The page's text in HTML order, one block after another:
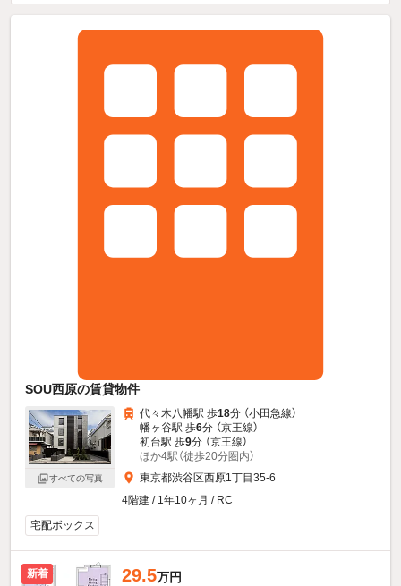
SOU西原の賃貸物件
すべての写真
代々木八幡駅 歩18分 （小田急線）
幡ヶ谷駅 歩6分 （京王線）
初台駅 歩9分 （京王線）
ほか4駅（徒歩20分圏内）
東京都渋谷区西原1丁目35-6
4階建 / 1年10ヶ月 / RC
宅配ボックス
新着 29.5万円